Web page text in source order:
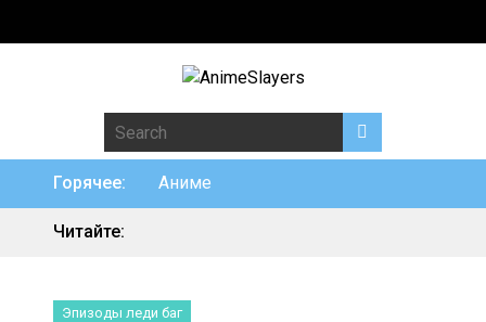
Горячее: Аниме
Читайте:
Эпизоды леди баг